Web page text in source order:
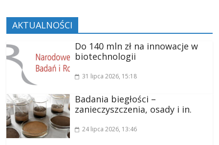
AKTUALNOŚCI
Do 140 mln zł na innowacje w
biotechnologii
31 lipca 2026, 15:18
Badania biegłości –
zanieczyszczenia, osady i in.
24 lipca 2026, 13:46